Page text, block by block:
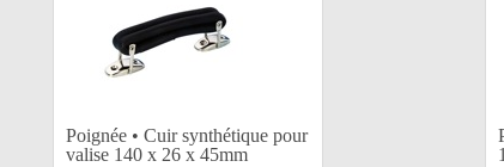
Poignée • Cuir synthétique pour
valise 140 x 26 x 45mm